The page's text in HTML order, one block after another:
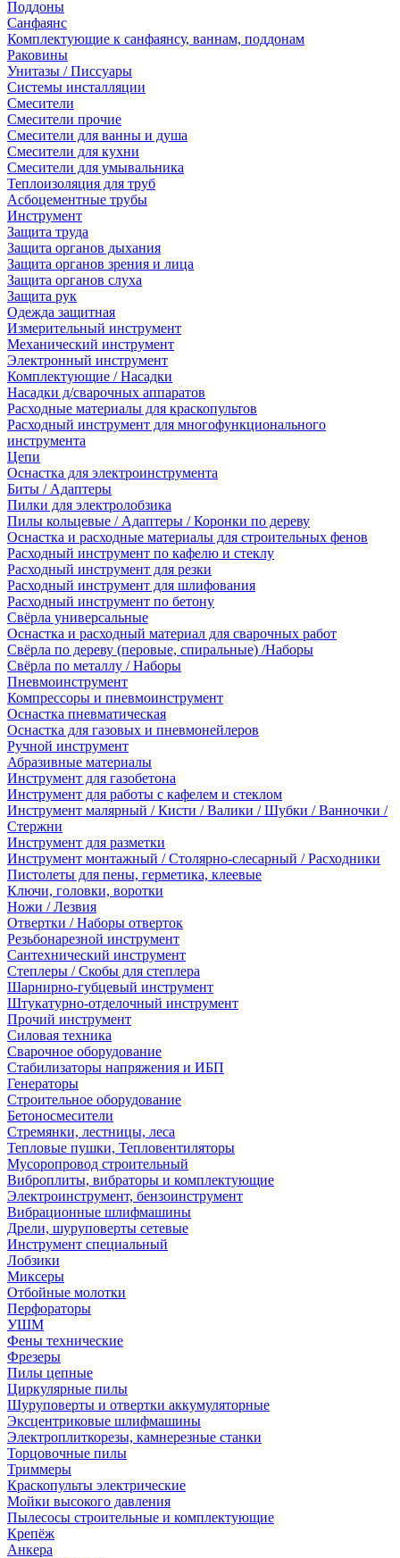
Поддоны
Санфаянс
Комплектующие к санфаянсу, ваннам, поддонам
Раковины
Унитазы / Писсуары
Системы инсталляции
Смесители
Смесители прочие
Смесители для ванны и душа
Смесители для кухни
Смесители для умывальника
Теплоизоляция для труб
Асбоцементные трубы
Инструмент
Защита труда
Защита органов дыхания
Защита органов зрения и лица
Защита органов слуха
Защита рук
Одежда защитная
Измерительный инструмент
Механический инструмент
Электронный инструмент
Комплектующие / Насадки
Насадки д/сварочных аппаратов
Расходные материалы для краскопультов
Расходный инструмент для многофункционального
инструмента
Цепи
Оснастка для электроинструмента
Биты / Адаптеры
Пилки для электролобзика
Пилы кольцевые / Адаптеры / Коронки по дереву
Оснастка и расходные материалы для строительных фенов
Расходный инструмент по кафелю и стеклу
Расходный инструмент для резки
Расходный инструмент для шлифования
Расходный инструмент по бетону
Свёрла универсальные
Оснастка и расходный материал для сварочных работ
Свёрла по дереву (перовые, спиральные) /Наборы
Свёрла по металлу / Наборы
Пневмоинструмент
Компрессоры и пневмоинструмент
Оснастка пневматическая
Оснастка для газовых и пневмонейлеров
Ручной инструмент
Абразивные материалы
Инструмент для газобетона
Инструмент для работы с кафелем и стеклом
Инструмент малярный / Кисти / Валики / Шубки / Ванночки /
Стержни
Инструмент для разметки
Инструмент монтажный / Столярно-слесарный / Расходники
Пистолеты для пены, герметика, клеевые
Ключи, головки, воротки
Ножи / Лезвия
Отвертки / Наборы отверток
Резьбонарезной инструмент
Сантехнический инструмент
Степлеры / Скобы для степлера
Шарнирно-губцевый инструмент
Штукатурно-отделочный инструмент
Прочий инструмент
Силовая техника
Сварочное оборудование
Стабилизаторы напряжения и ИБП
Генераторы
Строительное оборудование
Бетоносмесители
Стремянки, лестницы, леса
Тепловые пушки, Тепловентиляторы
Мусоропровод строительный
Виброплиты, вибраторы и комплектующие
Электроинструмент, бензоинструмент
Вибрационные шлифмашины
Дрели, шуруповерты сетевые
Инструмент специальный
Лобзики
Миксеры
Отбойные молотки
Перфораторы
УШМ
Фены технические
Фрезеры
Пилы цепные
Циркулярные пилы
Шуруповерты и отвертки аккумуляторные
Эксцентриковые шлифмашины
Электроплиткорезы, камнерезные станки
Торцовочные пилы
Триммеры
Краскопульты электрические
Мойки высокого давления
Пылесосы строительные и комплектующие
Крепёж
Анкера